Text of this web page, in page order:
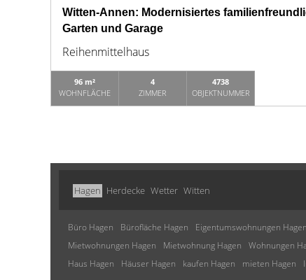
Witten-Annen: Modernisiertes
Garten und Garage
Reihenmittelhaus
96 m²
WOHNFLÄCHE
4
ZIMMER
4738
OBJEKTNUMMER
Hagen Herdecke Wetter Witten
Büro Hagen Bürofläche Hagen Eigentumswohnungen Hagen
Mietwohnungen Hagen
Mietwohnung Hagen Wohnungen
Haus Hagen
Häuser Hagen kaufen Hagen mieten Hagen